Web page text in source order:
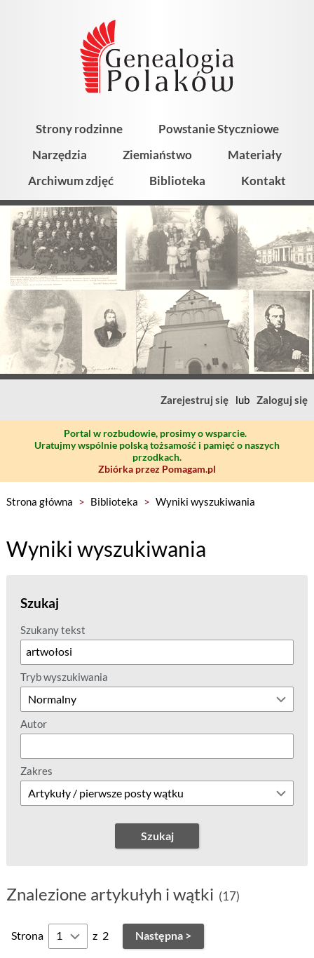
Strony rodzinne
Powstanie Styczniowe
Narzędzia
Ziemiaństwo
Materiały
Archiwum zdjęć
Biblioteka Kontakt
Zarejestruj się lub Zaloguj się
Portal w rozbudowie, prosimy o wsparcie.
Uratujmy wspólnie polską tożsamość i pamięć o naszych
przodkach.
Zbiórka przez Pomagam.pl
Strona główna > Biblioteka > Wyniki wyszukiwania
Wyniki wyszukiwania
Szukaj
Szukany tekst
Tryb wyszukiwania
Autor
Zakres
Szukaj
Znalezione artykułyh i wątki (17)
Strona z 2 Następna >